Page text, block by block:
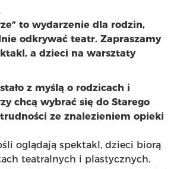
to wydarzenie dla rodzin,
odkrywać teatr. Zapraszamy
a dzieci na warsztaty
z myślą o rodzicach i
chcą wybrać się do Starego
ze znalezieniem opieki
oglądają spektakl, dzieci biorą
teatralnych i plastycznych.